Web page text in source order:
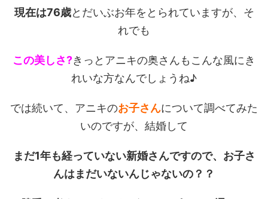
現在は76歳とだいぶお年をとられていますが、そ
れでも
この美しさ?きっとアニキの奥さんもこんな風にき
れいな方なんでしょうね♪
では続いて、アニキのお子さんについて調べてみた
いのですが、結婚して
まだ1年も経っていない新婚さんですので、お子さ
んはまだいないんじゃないの？？